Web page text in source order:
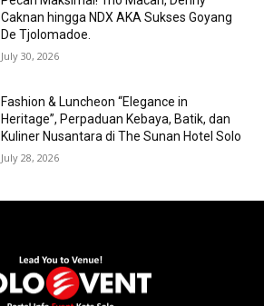
Caknan hingga NDX AKA Sukses Goyang
De Tjolomadoe.
July 30, 2026
Fashion & Luncheon “Elegance in
Heritage”, Perpaduan Kebaya, Batik, dan
Kuliner Nusantara di The Sunan Hotel Solo
July 28, 2026